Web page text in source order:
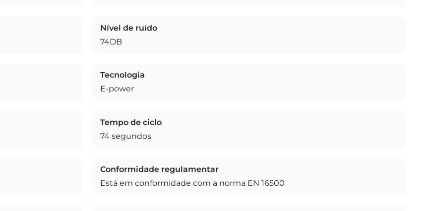
Nível de ruído
74DB
Tecnologia
E-power
Tempo de ciclo
74 segundos
Conformidade regulamentar
Está em conformidade com a norma EN 16500